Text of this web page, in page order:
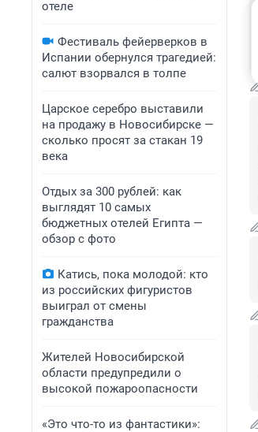
отеле
Фестиваль фейерверков в
Испании обернулся трагедией:
салют взорвался в толпе
Царское серебро выставили
на продажу в Новосибирске —
сколько просят за стакан 19
века
Отдых за 300 рублей: как
выглядят 10 самых
бюджетных отелей Египта —
обзор с фото
Катись, пока молодой: кто
из российских фигуристов
выиграл от смены
гражданства
Жителей Новосибирской
области предупредили о
высокой пожароопасности
«Это что-то из фантастики»: